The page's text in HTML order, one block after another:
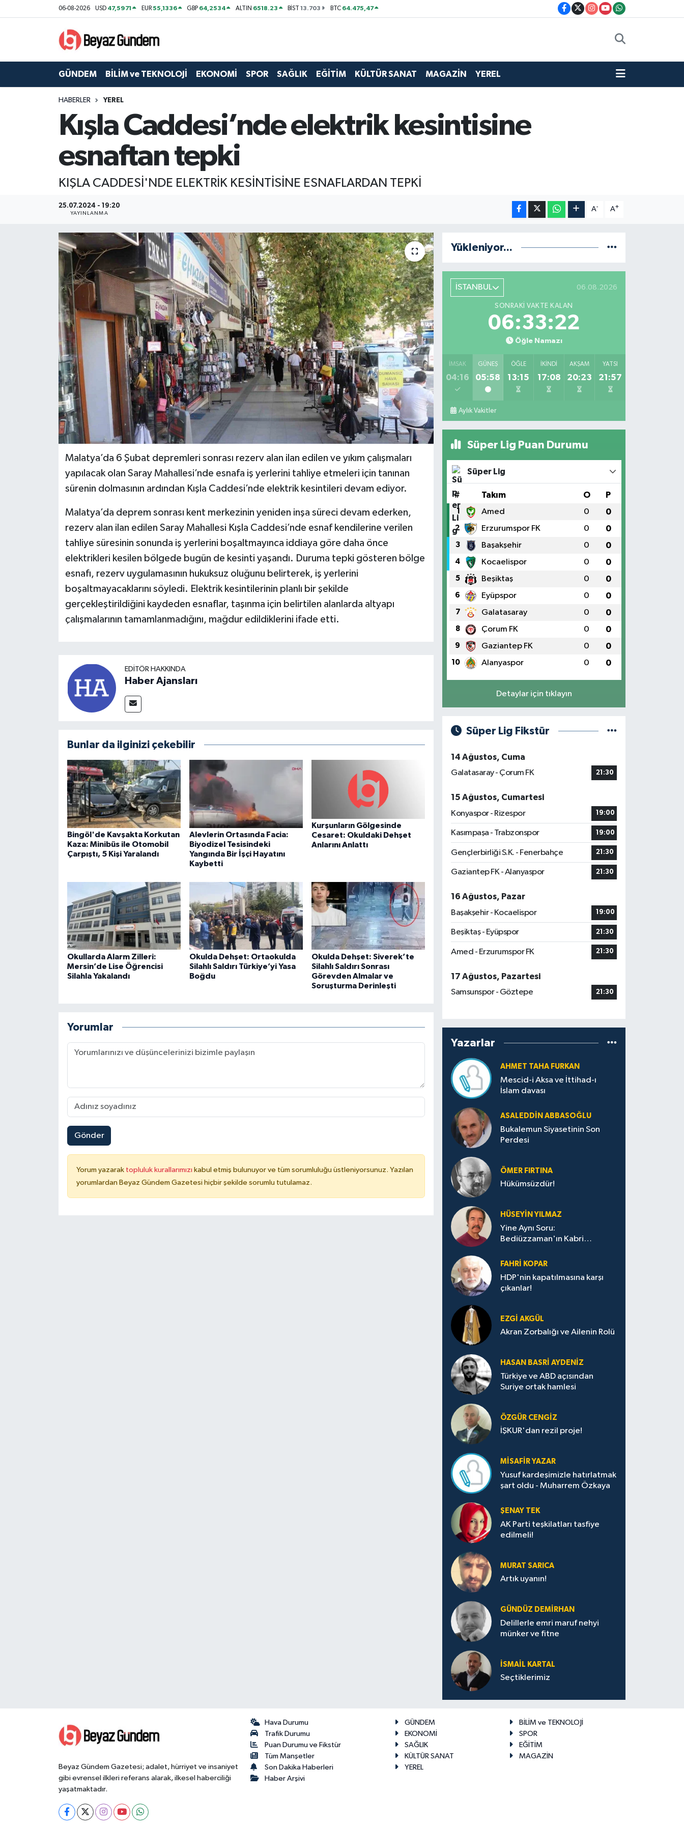
06-08-2026 USD 47,5971 EUR55,1336 GBP 64,2534 ALTIN 6518.23 BİST13.703 BTC 64.475,47
GÜNDEM BİLİM ve TEKNOLOJİ EKONOMİ SPOR SAĞLIK EĞİTİM KÜLTÜR SANAT MAGAZİN YEREL
HABERLER YEREL
Kışla Caddesi’nde elektrik kesintisine
esnaftan tepki
KIŞLA CADDESİ'NDE ELEKTRİK KESİNTİSİNE ESNAFLARDAN TEPKİ
25.07.2024 - 19:20
YAYINLANMA
A- A+
Malatya’da 6 Şubat depremleri sonrası rezerv alan ilan edilen ve yıkım çalışmaları
yapılacak olan Saray Mahallesi’nde esnafa iş yerlerini tahliye etmeleri için tanınan
sürenin dolmasının ardından Kışla Caddesi’nde elektrik kesintileri devam ediyor.
Malatya’da deprem sonrası kent merkezinin yeniden inşa süreci devam ederken,
rezerv alan ilan edilen Saray Mahallesi Kışla Caddesi’nde esnaf kendilerine verilen
tahliye süresinin sonunda iş yerlerini boşaltmayınca iddiaya göre daha önce
elektrikleri kesilen bölgede bugün de kesinti yaşandı. Duruma tepki gösteren bölge
esnafı, rezerv uygulamasının hukuksuz oluğunu belirterek, iş yerlerini
boşaltmayacaklarını söyledi. Elektrik kesintilerinin planlı bir şekilde
gerçekleştirildiğini kaydeden esnaflar, taşınma için belirtilen alanlarda altyapı
çalışmalarının tamamlanmadığını, mağdur edildiklerini ifade etti.
EDITÖR HAKKINDA
Haber Ajansları
Bunlar da ilginizi çekebilir
Bingöl'de Kavşakta Korkutan
Kaza: Minibüs ile Otomobil
Çarpıştı, 5 Kişi Yaralandı
Alevlerin Ortasında Facia:
Biyodizel Tesisindeki
Yangında Bir İşçi Hayatını
Kaybetti
Kurşunların Gölgesinde
Cesaret: Okuldaki Dehşet
Anlarını Anlattı
Okullarda Alarm Zilleri:
Mersin’de Lise Öğrencisi
Silahla Yakalandı
Okulda Dehşet: Ortaokulda
Silahlı Saldırı Türkiye’yi Yasa
Boğdu
Okulda Dehşet: Siverek’te
Silahlı Saldırı Sonrası
Görevden Almalar ve
Soruşturma Derinleşti
Yorumlar
Gönder
Yorum yazarak topluluk kurallarımızı kabul etmiş bulunuyor ve tüm sorumluluğu üstleniyorsunuz. Yazılan
yorumlardan Beyaz Gündem Gazetesi hiçbir şekilde sorumlu tutulamaz.
Yükleniyor...
İSTANBUL 06.08.2026
SONRAKI VAKTE KALAN
06:33:21
Öğle Namazı
İMSAK
04:16
GÜNEŞ
05:58
ÖĞLE
13:15
İKINDI
17:08
AKŞAM
20:23
YATSI
21:57
Aylık Vakitler
Süper Lig Puan Durumu
Süper Lig
# Takım O P
1 Amed 0 0
2 Erzurumspor FK 0 0
3 Başakşehir 0 0
4 Kocaelispor 0 0
5 Beşiktaş 0 0
6 Eyüpspor 0 0
7 Galatasaray 0 0
8 Çorum FK 0 0
9 Gaziantep FK 0 0
10 Alanyaspor 0 0
Detaylar için tıklayın
Süper Lig Fikstür
14 Ağustos, Cuma
Galatasaray - Çorum FK
21:30
15 Ağustos, Cumartesi
Konyaspor - Rizespor
19:00
Kasımpaşa - Trabzonspor 19:00
Gençlerbirliği S.K. - Fenerbahçe 21:30
Gaziantep FK - Alanyaspor 21:30
16 Ağustos, Pazar
Başakşehir - Kocaelispor
19:00
Beşiktaş - Eyüpspor 21:30
Amed - Erzurumspor FK 21:30
17 Ağustos, Pazartesi
Samsunspor - Göztepe
21:30
Yazarlar
AHMET TAHA FURKAN
Mescid-i Aksa ve İttihad-ı
İslam davası
ASALEDDIN ABBASOĞLU
Bukalemun Siyasetinin Son
Perdesi
ÖMER FIRTINA
Hükümsüzdür!
HÜSEYIN YILMAZ
Yine Aynı Soru:
Bediüzzaman'ın Kabri
FAHRI KOPAR
HDP'nin kapatılmasına karşı
çıkanlar!
EZGI AKGÜL
Akran Zorbalığı ve Ailenin Rolü
HASAN BASRI AYDENIZ
Türkiye ve ABD açısından
Suriye ortak hamlesi
ÖZGÜR CENGIZ
İŞKUR'dan rezil proje!
MISAFIR YAZAR
Yusuf kardeşimizle hatırlatmak
şart oldu - Muharrem Özkaya
ŞENAY TEK
AK Parti teşkilatları tasfiye
edilmeli!
MURAT SARICA
Artık uyanın!
GÜNDÜZ DEMIRHAN
Delillerle emri maruf nehyi
münker ve fitne
İSMAIL KARTAL
Seçtiklerimiz
Beyaz Gündem Gazetesi; adalet, hürriyet ve insaniyet
gibi evrensel ilkleri referans alarak, ilkesel haberciliği
yaşatmaktadır.
Hava Durumu
Trafik Durumu
Puan Durumu ve Fikstür
Tüm Manşetler
Son Dakika Haberleri
Haber Arşivi
GÜNDEM
BİLİM ve TEKNOLOJİ
EKONOMİ
SPOR
SAĞLIK
EĞİTİM
KÜLTÜR SANAT
MAGAZİN
YEREL
GÜNDEM
BİLİM ve TEKNOLOJİ
Hava Durumu
Trafik Durumu
Tüm Manşetler
Son Dakika Haberleri
Haber Arşivi